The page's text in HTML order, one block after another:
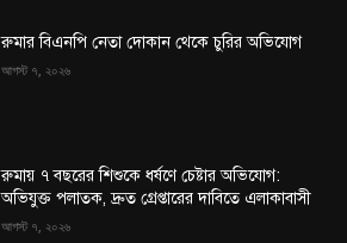
রুমার বিএনপি নেতা দোকান থেকে চুরির অভিযোগ
আগস্ট ৭, ২০২৬
রুমায় ৭ বছরের শিশুকে ধর্ষণে চেষ্টার অভিযোগ:
অভিযুক্ত পলাতক, দ্রুত গ্রেপ্তারের দাবিতে এলাকাবাসী
আগস্ট ৭, ২০২৬